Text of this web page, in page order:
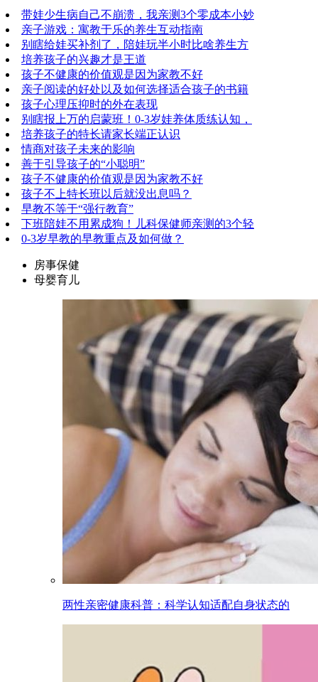
带娃少生病自己不崩溃，我亲测3个零成本小妙
亲子游戏：寓教于乐的养生互动指南
别瞎给娃买补剂了，陪娃玩半小时比啥养生方
培养孩子的兴趣才是王道
孩子不健康的价值观是因为家教不好
亲子阅读的好处以及如何选择适合孩子的书籍
孩子心理压抑时的外在表现
别瞎报上万的启蒙班！0-3岁娃养体质练认知，
培养孩子的特长请家长端正认识
情商对孩子未来的影响
善于引导孩子的“小聪明”
孩子不健康的价值观是因为家教不好
孩子不上特长班以后就没出息吗？
早教不等于“强行教育”
下班陪娃不用累成狗！儿科保健师亲测的3个轻
0-3岁早教的早教重点及如何做？
房事保健
母婴育儿
两性亲密健康科普：科学认知适配自身状态的